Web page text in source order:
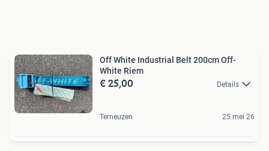
Off White Industrial Belt 200cm Off-
White Riem
€ 25,00 Details
Terneuzen 25 mei 26